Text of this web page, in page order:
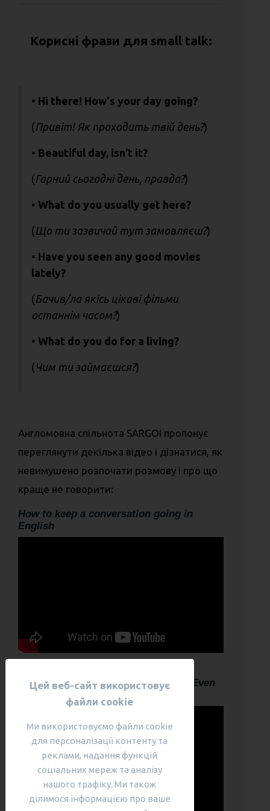
Корисні фрази для small talk:
• Hi there! How's your day going?
(Привіт! Як проходить твій день?)
• Beautiful day, isn’t it?
(Гарний сьогодні день, правда?)
• What do you usually get here?
(Що ти зазвичай тут замовляєш?)
• Have you seen any good movies
lately?
(Бачив/ла якісь цікаві фільми
останнім часом?)
• What do you do for a living?
( Чим ти займаєшся?)
Англомовна спільнота SARGOI пропонує
переглянути декілька відео і дізнатися, як
невимушено розпочати розмову і про що
краще не говорити:
How to keep a conversation going in
English
How to Get Good at Small Talk, and Even
Enjoy It
Цей веб-сайт використовує
файли cookie
Ми використовуємо файли cookie
для персоналізації контенту та
реклами, надання функцій
соціальних мереж та аналізу
нашого трафіку. Ми також
ділимося інформацією про ваше